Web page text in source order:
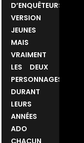
D’ENQUÊTEURS
VERSION
JEUNES
MAIS
VRAIMENT
LES DEUX
PERSONNAGES
DURANT
LEURS
ANNÉES
ADO